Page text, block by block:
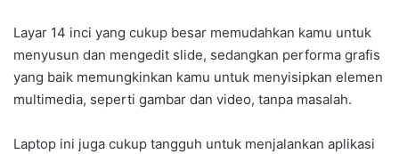
Layar 14 inci yang cukup besar memudahkan kamu untuk
menyusun dan mengedit slide, sedangkan performa grafis
yang baik memungkinkan kamu untuk menyisipkan elemen
multimedia, seperti gambar dan video, tanpa masalah.
Laptop ini juga cukup tangguh untuk menjalankan aplikasi